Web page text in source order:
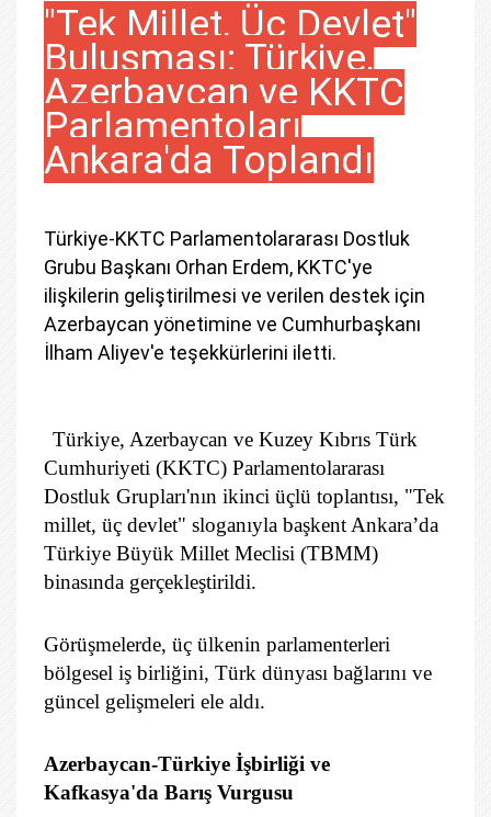
"Tek Millet, Üç Devlet"
Buluşması: Türkiye,
Azerbaycan ve KKTC
Parlamentoları
Ankara'da Toplandı
Türkiye-KKTC Parlamentolararası Dostluk
Grubu Başkanı Orhan Erdem, KKTC'ye
ilişkilerin geliştirilmesi ve verilen destek için
Azerbaycan yönetimine ve Cumhurbaşkanı
İlham Aliyev'e teşekkürlerini iletti.
Türkiye, Azerbaycan ve Kuzey Kıbrıs Türk
Cumhuriyeti (KKTC) Parlamentolararası
Dostluk Grupları'nın ikinci üçlü toplantısı, "Tek
millet, üç devlet" sloganıyla başkent Ankara’da
Türkiye Büyük Millet Meclisi (TBMM)
binasında gerçekleştirildi.
Görüşmelerde, üç ülkenin parlamenterleri
bölgesel iş birliğini, Türk dünyası bağlarını ve
güncel gelişmeleri ele aldı.
Azerbaycan-Türkiye İşbirliği ve
Kafkasya'da Barış Vurgusu